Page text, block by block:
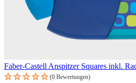
Faber-Castell Anspitzer Squares inkl.
(0 Bewertungen)